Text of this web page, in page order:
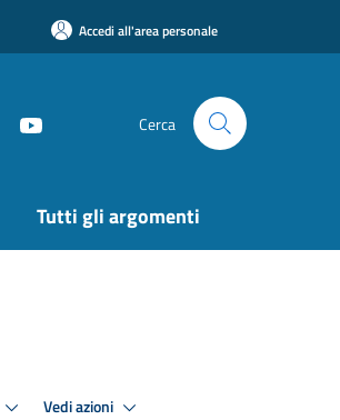
Accedi all'area personale
Cerca
Tutti gli argomenti
Vedi azioni